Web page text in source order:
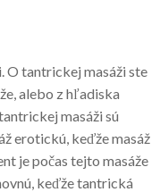
O tantrickej masáži ste
alebo z hľadiska
masáži sú
erotickú, keďže masáž
je počas tejto masáže
keďže tantrická